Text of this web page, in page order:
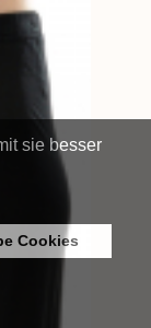
sie besser
Cookies